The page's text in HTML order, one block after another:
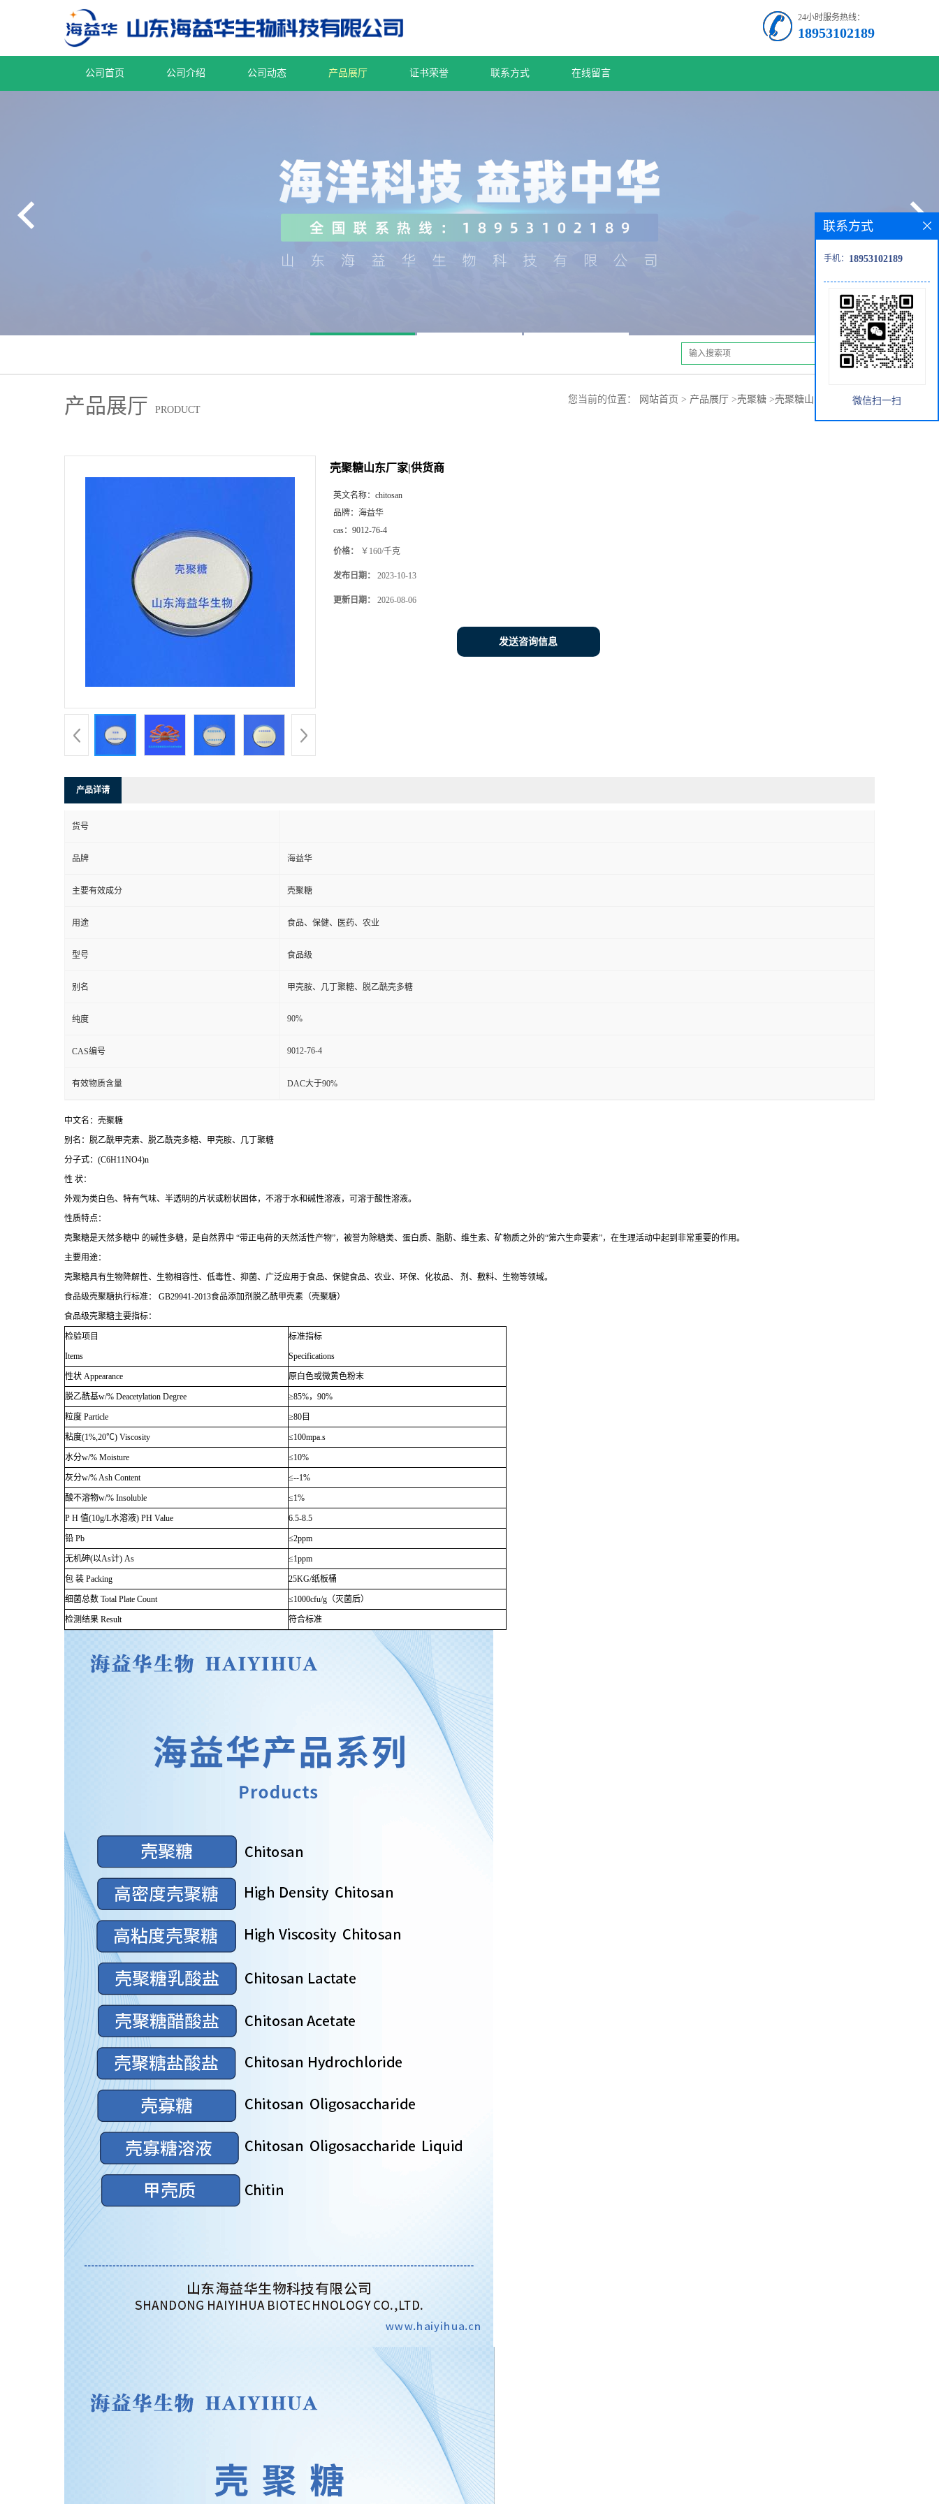
24小时服务热线：
18953102189
公司首页 公司介绍 公司动态 产品展厅 证书荣誉 联系方式 在线留言
产品展厅 PRODUCT
您当前的位置： 网站首页 > 产品展厅 >壳聚糖 >壳聚糖山东厂家|供货商
壳聚糖山东厂家|供货商
英文名称： chitosan
品牌： 海益华
cas： 9012-76-4
价格： ￥160/千克
发布日期： 2023-10-13
更新日期： 2026-08-06
发送咨询信息
产品详请
货号
品牌 海益华
主要有效成分 壳聚糖
用途 食品、保健、医药、农业
型号 食品级
别名 甲壳胺、几丁聚糖、脱乙酰壳多糖
纯度 90%
CAS编号 9012-76-4
有效物质含量 DAC大于90%
中文名：壳聚糖
别名：脱乙酰甲壳素、 脱乙酰壳多糖、 甲壳胺、几丁聚糖
分子式：(C6H11NO4)n
性 状：
外观为类白色、特有气味、半透明的片状或粉状固体，不溶于水和碱性溶液，可溶于酸性溶液。
性质特点：
壳聚糖是天然多糖中 的碱性多糖，是自然界中 “带正电荷的天然活性产物”，被誉为除糖类、蛋白质、脂肪、维生素、矿物质之外的“第六生命要素”，在生理活动中起到非常重要的作用。
主要用途：
壳聚糖具有生物降解性、生物相容性、低毒性、抑菌、广泛应用于食品、保健食品、农业、环保、化妆品、 剂、敷料、生物等领域。
食品级壳聚糖执行标准： GB29941-2013食品添加剂脱乙酰甲壳素（壳聚糖）
食品级壳聚糖主要指标：
检验项目
Items
标准指标
Specifications
性状 Appearance 原白色或微黄色粉末
脱乙酰基w/% Deacetylation Degree ≥85%，90%
粒度 Particle ≥80目
粘度(1%,20℃) Viscosity ≤100mpa.s
水分w/% Moisture ≤10%
灰分w/% Ash Content ≤--1%
酸不溶物w/% Insoluble ≤1%
P H 值(10g/L水溶液) PH Value 6.5-8.5
铅 Pb ≤2ppm
无机砷(以As计) As ≤1ppm
包 装 Packing 25KG/纸板桶
细菌总数 Total Plate Count ≤1000cfu/g（灭菌后）
检测结果 Result 符合标准
联系方式
手机： 18953102189
微信扫一扫